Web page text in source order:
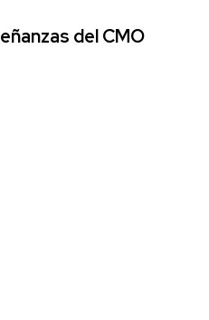
del CMO